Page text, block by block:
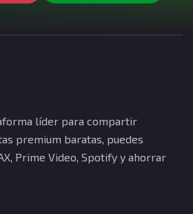
líder para compartir
premium baratas, puedes
Prime Video, Spotify y ahorrar